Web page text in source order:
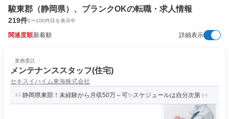
駿東郡（静岡県）、ブランクOKの転職・求人情報
219件1〜100件目を表示中
関連度順新着順 詳細表示
業務委託
メンテナンススタッフ(住宅)
セキスイハイム東海株式会社
静岡県東部！未経験から月収50万～可✨スケジュールは自分次第